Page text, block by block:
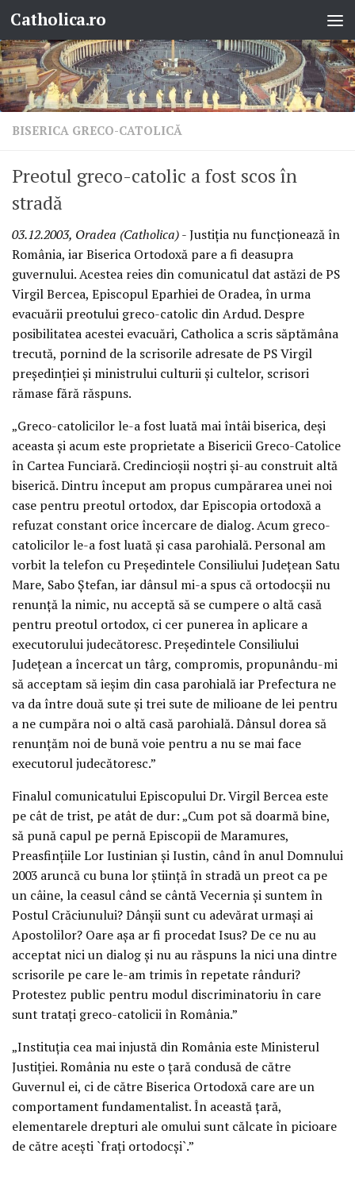
Skip to content
Catholica.ro
BISERICA GRECO-CATOLICĂ
Preotul greco-catolic a fost scos în
stradă
03.12.2003, Oradea (Catholica)- Justiţia nu funcţionează în
România, iar Biserica Ortodoxă pare a fi deasupra
guvernului. Acestea reies din comunicatul dat astăzi de PS
Virgil Bercea, Episcopul Eparhiei de Oradea, în urma
evacuării preotului greco-catolic din Ardud. Despre
posibilitatea acestei evacuări, Catholica a scris săptămâna
trecută, pornind de la scrisorile adresate de PS Virgil
preşedinţiei şi ministrului culturii şi cultelor, scrisori
rămase fără răspuns.
„Greco-catolicilor le-a fost luată mai întâi biserica, deşi
aceasta şi acum este proprietate a Bisericii Greco-Catolice
în Cartea Funciară. Credincioşii noştri şi-au construit altă
biserică. Dintru început am propus cumpărarea unei noi
case pentru preotul ortodox, dar Episcopia ortodoxă a
refuzat constant orice încercare de dialog. Acum greco-
catolicilor le-a fost luată şi casa parohială. Personal am
vorbit la telefon cu Preşedintele Consiliului Judeţean Satu
Mare, Sabo Ştefan, iar dânsul mi-a spus că ortodocşii nu
renunţă la nimic, nu acceptă să se cumpere o altă casă
pentru preotul ortodox, ci cer punerea în aplicare a
executorului judecătoresc. Preşedintele Consiliului
Judeţean a încercat un târg, compromis, propunându-mi
să acceptam să ieşim din casa parohială iar Prefectura ne
va da între două sute şi trei sute de milioane de lei pentru
a ne cumpăra noi o altă casă parohială. Dânsul dorea să
renunţăm noi de bună voie pentru a nu se mai face
executorul judecătoresc.”
Finalul comunicatului Episcopului Dr. Virgil Bercea este
pe cât de trist, pe atât de dur: „Cum pot să doarmă bine,
să pună capul pe pernă Episcopii de Maramures,
Preasfinţiile Lor Iustinian şi Iustin, când în anul Domnului
2003 aruncă cu buna lor ştiinţă în stradă un preot ca pe
un câine, la ceasul când se cântă Vecernia şi suntem în
Postul Crăciunului? Dânşii sunt cu adevărat urmaşi ai
Apostolilor? Oare aşa ar fi procedat Isus? De ce nu au
acceptat nici un dialog şi nu au răspuns la nici una dintre
scrisorile pe care le-am trimis în repetate rânduri?
Protestez public pentru modul discriminatoriu în care
sunt trataţi greco-catolicii în România.”
„Instituţia cea mai injustă din România este Ministerul
Justiţiei. România nu este o ţară condusă de către
Guvernul ei, ci de către Biserica Ortodoxă care are un
comportament fundamentalist. În această ţară,
elementarele drepturi ale omului sunt călcate în picioare
de către aceşti `fraţi ortodocşi`.”